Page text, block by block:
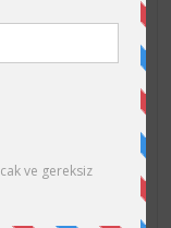
ve Ağız